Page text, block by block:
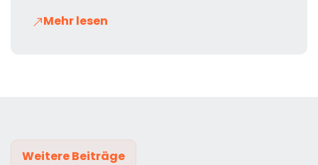
Mehr lesen
Weitere Beiträge